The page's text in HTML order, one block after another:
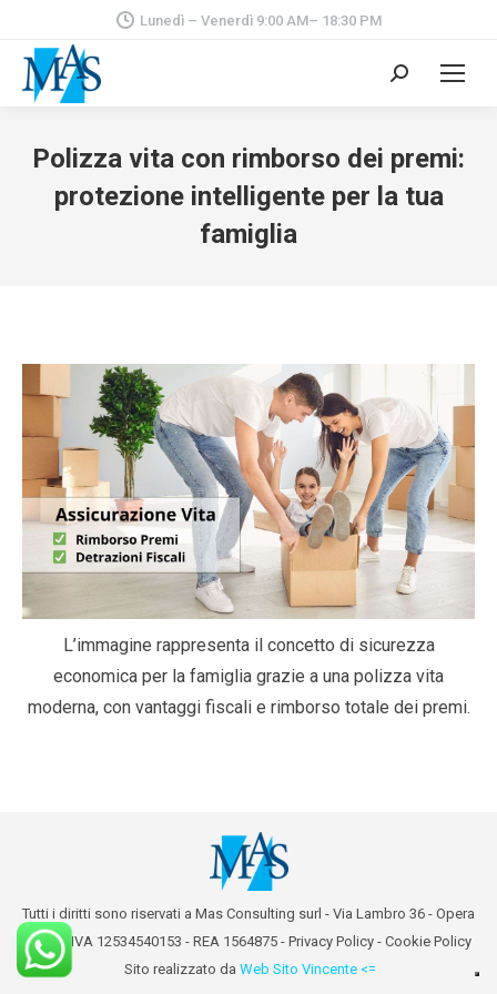
Lunedì – Venerdì 9:00 AM– 18:30 PM
Cerca:
Polizza vita con rimborso dei premi:
protezione intelligente per la tua
famiglia
L’immagine rappresenta il concetto di sicurezza
economica per la famiglia grazie a una polizza vita
moderna, con vantaggi fiscali e rimborso totale dei premi.
Tutti i diritti sono riservati a Mas Consulting surl - Via Lambro 36 - Opera
(MI) - P.IVA 12534540153 - REA 1564875 - Privacy Policy - Cookie Policy
Sito realizzato da Web Sito Vincente <=